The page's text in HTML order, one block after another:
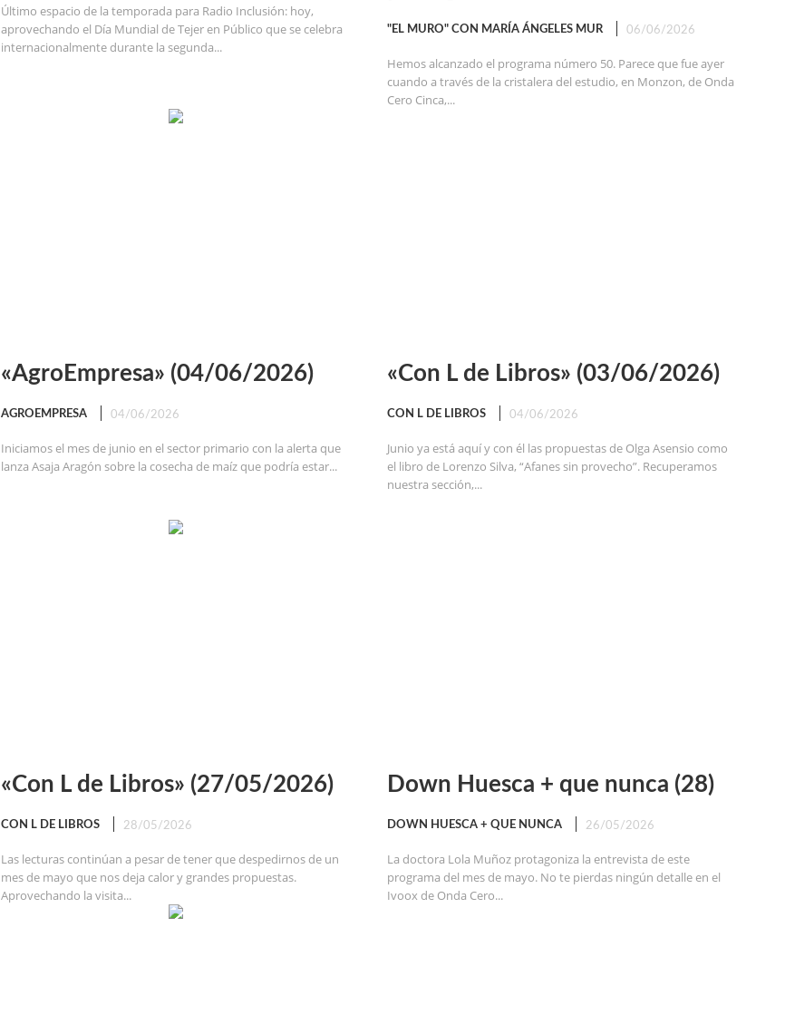
Último espacio de la temporada para Radio Inclusión: hoy,
aprovechando el Día Mundial de Tejer en Público que se celebra
internacionalmente durante la segunda...
"EL MURO" CON MARÍA ÁNGELES MUR 06/06/2026
Hemos alcanzado el programa número 50. Parece que fue ayer
cuando a través de la cristalera del estudio, en Monzon, de Onda
Cero Cinca,...
«AgroEmpresa» (04/06/2026)
AGROEMPRESA 04/06/2026
Iniciamos el mes de junio en el sector primario con la alerta que
lanza Asaja Aragón sobre la cosecha de maíz que podría estar...
«Con L de Libros» (03/06/2026)
CON L DE LIBROS 04/06/2026
Junio ya está aquí y con él las propuestas de Olga Asensio como
el libro de Lorenzo Silva, “Afanes sin provecho”. Recuperamos
nuestra sección,...
«Con L de Libros» (27/05/2026)
CON L DE LIBROS 28/05/2026
Las lecturas continúan a pesar de tener que despedirnos de un
mes de mayo que nos deja calor y grandes propuestas.
Aprovechando la visita...
Down Huesca + que nunca (28)
DOWN HUESCA + QUE NUNCA 26/05/2026
La doctora Lola Muñoz protagoniza la entrevista de este
programa del mes de mayo. No te pierdas ningún detalle en el
Ivoox de Onda Cero...